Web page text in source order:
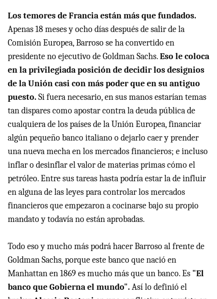
Los temores de Francia están más que fundados.
Apenas 18 meses y ocho días después de salir de la
Comisión Europea, Barroso se ha convertido en
presidente no ejecutivo de Goldman Sachs.Eso le coloca
en la privilegiada posición de decidir los designios
de la Unión casi con más poder que en su antiguo
puesto.Si fuera necesario, en sus manos estarían temas
tan dispares como apostar contra la deuda pública de
cualquiera de los países de la Unión Europea, financiar
algún pequeño banco italiano o dejarlo caer y prender
una nueva mecha en los mercados financieros; e incluso
inflar o desinflar el valor de materias primas cómo el
petróleo. Entre sus tareas hasta podría estar la de influir
en alguna de las leyes para controlar los mercados
financieros que empezaron a cocinarse bajo su propio
mandato y todavía no están aprobadas.
Todo eso y mucho más podrá hacer Barroso al frente de
Goldman Sachs, porque este banco que nació en
Manhattan en 1869 es mucho más que un banco. Es "El
banco que Gobierna el mundo".Así lo definió el